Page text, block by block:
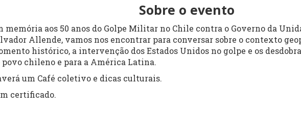
Sobre o evento
memória aos 50 anos do Golpe Militar no Chile contra o Governo da
Allende, vamos nos encontrar para conversar sobre o contexto
histórico, a intervenção dos Estados Unidos no golpe e os
povo chileno e para a América Latina.
um Café coletivo e dicas culturais.
certificado.